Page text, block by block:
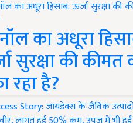
का अधूरा
सुरक्षा की कीमत
रहा है?